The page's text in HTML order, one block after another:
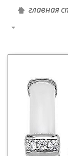
главная